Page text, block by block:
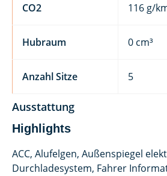
CO2 116 g/
Hubraum 0 cm³
Anzahl Sitze 5
Ausstattung
Highlights
ACC, Alufelgen, Außenspiegel
Durchladesystem, Fahrer